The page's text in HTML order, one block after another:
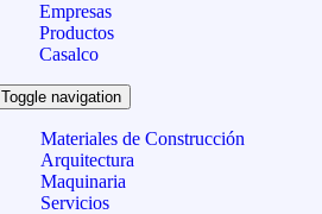
Empresas
Productos
Casalco
Toggle navigation
Materiales de Construcción
Arquitectura
Maquinaria
Servicios